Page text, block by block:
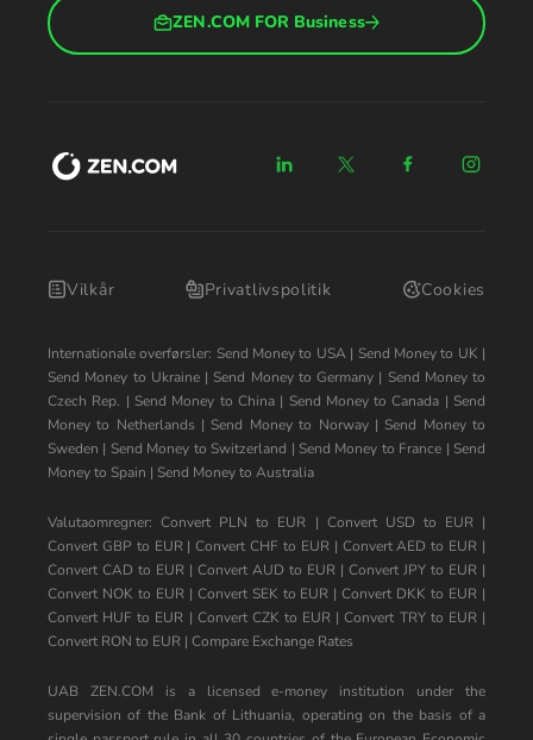
ZEN.COM FOR Business
Vilkår Privatlivspolitik Cookies
Internationale overførsler: Send Money to USA| Send Money to UK |
Send Money to Ukraine| Send Money to Germany | Send Money to
Czech Rep. | Send Money to China| Send Money to Canada | Send
Money to Netherlands | Send Money to Norway| Send Money to
Sweden | Send Money to Switzerland | Send Money to France | Send
Money to Spain | Send Money to Australia
Valutaomregner:Convert PLN to EUR | Convert USD to EUR|
Convert GBP to EUR|Convert CHF to EUR| Convert AED to EUR |
Convert CAD to EUR | Convert AUD to EUR | Convert JPY to EUR |
Convert NOK to EUR| Convert SEK to EUR |Convert DKK to EUR |
Convert HUF to EUR | Convert CZK to EUR |Convert TRY to EUR|
Convert RON to EUR | Compare Exchange Rates
UAB ZEN.COM is a licensed e-money institution under the
supervision of the Bank of Lithuania, operating on the basis of a